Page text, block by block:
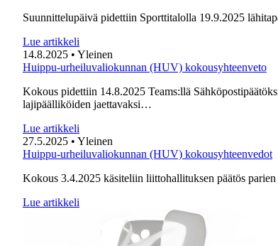
Suunnittelupäivä pidettiin Sporttitalolla 19.9.2025
Lue artikkeli
14.8.2025 • Yleinen
Huippu-urheiluvaliokunnan (HUV) kokousyhteenveto
Kokous pidettiin 14.8.2025 Teams:llä
lajipäälliköiden jaettavaksi…
Lue artikkeli
27.5.2025 • Yleinen
Huippu-urheiluvaliokunnan (HUV) kokousyhteenvedot
Kokous 3.4.2025 käsiteliin liittohallituksen päätös
Lue artikkeli